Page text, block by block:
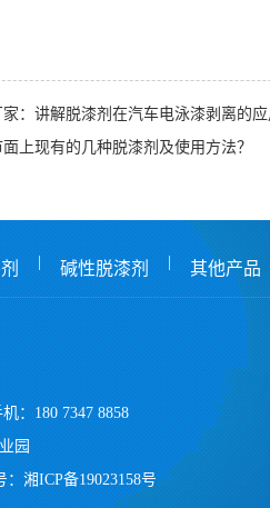
：讲解脱漆剂在汽车电泳漆剥离的应
上现有的几种脱漆剂及使用方法？
碱性脱漆剂 其他产品
：180 7347 8858
园
湘ICP备19023158号